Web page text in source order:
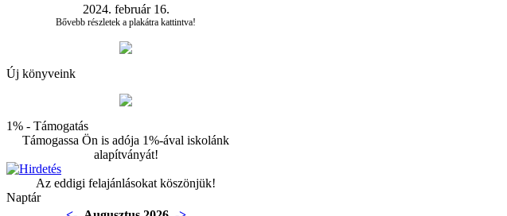
2024. február 16.
Bővebb részletek a plakátra kattintva!
Új könyveink
1% - Támogatás
Támogassa Ön is adója 1%-ával iskolánk
alapítványát!
Az eddigi felajánlásokat köszönjük!
Naptár